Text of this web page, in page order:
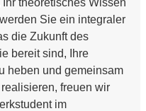
Sie ein integraler
die Zukunft des
bereit sind, Ihre
heben und gemeinsam
freuen wir
im